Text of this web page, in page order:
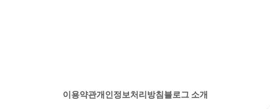
이용약관개인정보처리방침 블로그 소개